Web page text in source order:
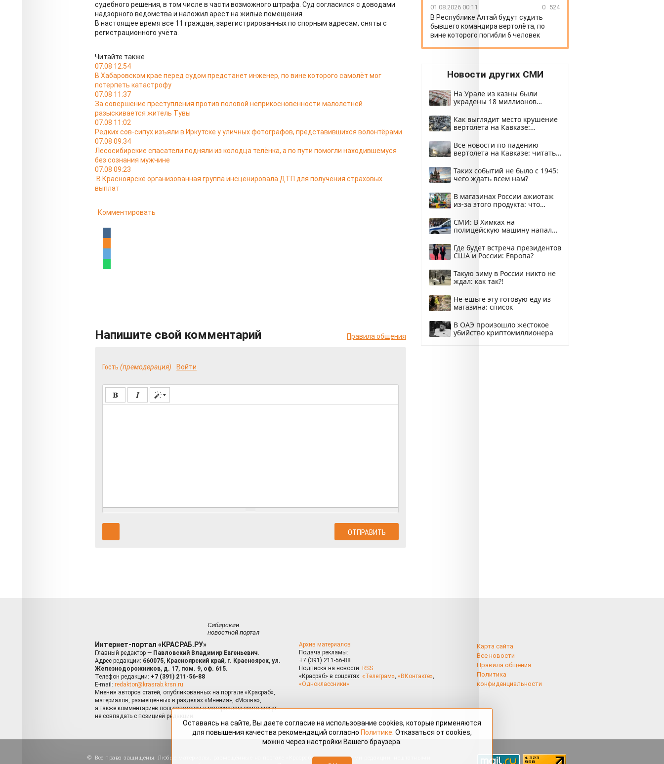
судебного решения, в том числе в части возможного штрафа. Суд согласился с доводами
надзорного ведомства и наложил арест на жилые помещения.
В настоящее время все 11 граждан, зарегистрированных по спорным адресам, сняты с
регистрационного учёта.
Читайте также
07.08 12:54
В Хабаровском крае перед судом предстанет инженер, по вине которого самолёт мог
потерпеть катастрофу
07.08 11:37
За совершение преступления против половой неприкосновенности малолетней
разыскивается житель Тувы
07.08 11:02
Редких сов-сипух изъяли в Иркутске у уличных фотографов, представившихся волонтёрами
07.08 09:34
Лесосибирские спасатели подняли из колодца телёнка, а по пути помогли находившемуся
без сознания мужчине
07.08 09:23
В Красноярске организованная группа инсценировала ДТП для получения страховых
выплат
Комментировать
Напишите свой комментарий Правила общения
Гость (премодерация) Войти
01.08.2026 00:11 0 524
В Республике Алтай будут судить
бывшего командира вертолёта, по
вине которого погибли 6 человек
Новости других СМИ
На Урале из казны были
украдены 18 миллионов
Как выглядит место крушение
вертолета на Кавказе:
Все новости по падению
вертолета на Кавказе: читать
Таких событий не было с 1945:
чего ждать всем нам?
В магазинах России ажиотаж
из-за этого продукта: что
СМИ: В Химках на
полицейскую машину напали
Где будет встреча президентов
США и России: Европа?
Такую зиму в России никто не
ждал: как так?!
Не ешьте эту готовую еду из
магазина: список
В ОАЭ произошло жестокое
убийство криптомиллионера
Сибирский
новостной портал
Интернет-портал «КРАСРАБ.РУ»
Главный редактор — Павловский Владимир Евгеньевич.
Адрес редакции: 660075, Красноярский край, г. Красноярск, ул.
Железнодорожников, д. 17, пом. 9, оф. 615.
Телефон редакции: +7 (391) 211-56-88
E-mail: redaktor@krasrab.krsn.ru
Мнения авторов статей, опубликованных на портале «Красраб»,
материалов, размещённых в разделах «Мнения», «Молва»,
а также комментариев пользователей к материалам сайта могут
не совпадать с позицией редакции.
Архив материалов
Подача рекламы:
+7 (391) 211-56-88
Подписка на новости: RSS
«Красраб» в соцсетях: «Телеграм», «ВКонтакте»,
«Одноклассники»
Карта сайта
Все новости
Правила общения
Политика
конфиденциальности
Все права защищены. Любые материалы, размещённые на портале «Красраб.ру» сотрудниками редакции, нештатными
Оставаясь на сайте, Вы даете согласие на использование cookies, которые применяются
для повышения качества рекомендаций согласно Политике . Отказаться от cookies,
можно через настройки Вашего браузера.